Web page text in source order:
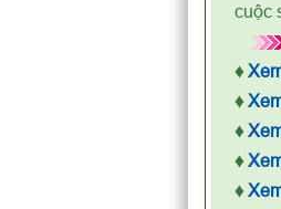
cuộc
♦
♦
♦
♦
♦